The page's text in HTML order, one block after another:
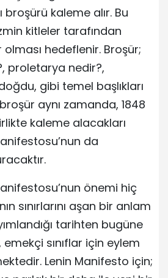
broşürü kaleme alır. Bu
kitleler tarafından
olması hedeflenir. Broşür;
proletarya nedir?,
gibi temel başlıkları
aynı zamanda, 1848
kaleme alacakları
da
önemi hiç
sınırlarını aşan bir anlam
tarihten bugüne
sınıflar için eylem
Lenin Manifesto için;